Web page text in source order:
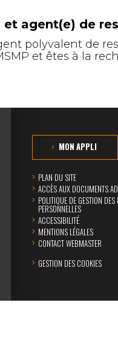
agent(e) de
polyvalent de
et êtes à la
MON APPLI
PLAN DU SITE
ACCÈS AUX DOCUMENTS
POLITIQUE DE GESTION DES
PERSONNELLES
ACCESSIBILITÉ
MENTIONS LÉGALES
CONTACT WEBMASTER
GESTION DES COOKIES